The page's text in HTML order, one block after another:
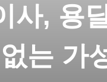
사, 용
는 가